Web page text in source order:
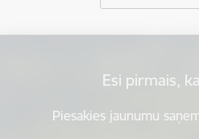
Esi pirmais,
Piesakies jaunumu